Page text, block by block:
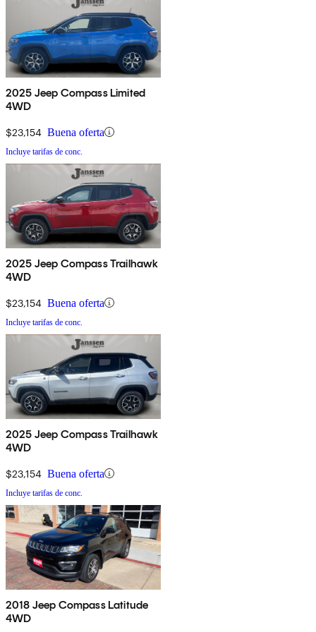
2025 Jeep Compass Limited
4WD
$23,154 Buena oferta
Incluye tarifas de conc.
2025 Jeep Compass Trailhawk
4WD
$23,154 Buena oferta
Incluye tarifas de conc.
2025 Jeep Compass Trailhawk
4WD
$23,154 Buena oferta
Incluye tarifas de conc.
2018 Jeep Compass Latitude
4WD